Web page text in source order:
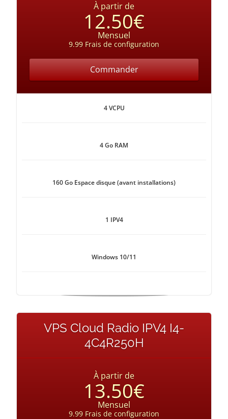
À partir de
12.50€
Mensuel
9.99 Frais de configuration
Commander
4 VCPU
4 Go RAM
160 Go Espace disque (avant installations)
1 IPV4
Windows 10/11
VPS Cloud Radio IPV4 I4-
4C4R250H
À partir de
13.50€
Mensuel
9.99 Frais de configuration